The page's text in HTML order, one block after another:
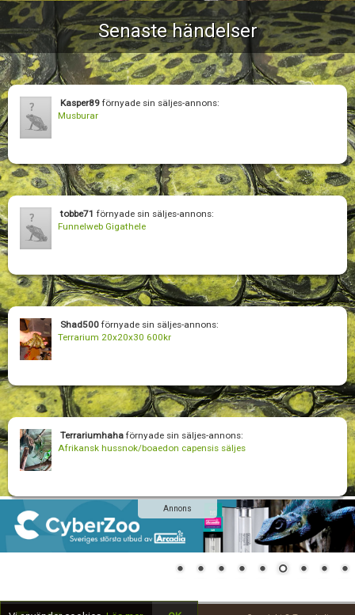
Senaste händelser
Kasper89 förnyade sin säljes-annons:
Musburar
tobbe71 förnyade sin säljes-annons:
Funnelweb Gigathele
Shad500 förnyade sin säljes-annons:
Terrarium 20x20x30 600kr
Terrariumhaha förnyade sin säljes-annons:
Afrikansk hussnok/boaedon capensis säljes
Annons